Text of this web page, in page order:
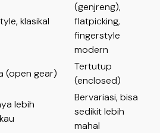
klasikal
(genjreng),
flatpicking,
fingerstyle
modern
(open gear)
Tertutup
(enclosed)
lebih
Bervariasi, bisa
sedikit lebih
mahal